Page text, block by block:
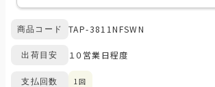
商品コード TAP-3811NFSWN
出荷目安 １０営業日程度
支払回数 1回